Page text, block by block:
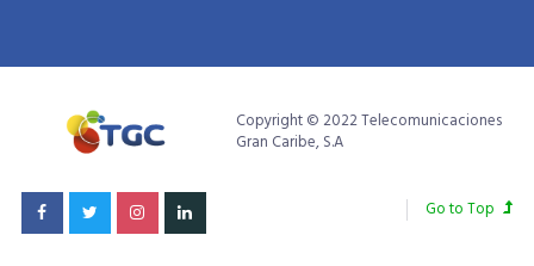
Copyright © 2022 Telecomunicaciones
Gran Caribe, S.A
Go to Top